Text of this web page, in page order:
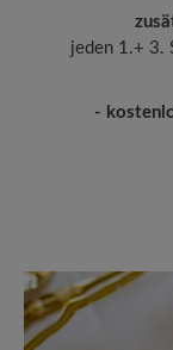
jeden 1.+ 3.
-